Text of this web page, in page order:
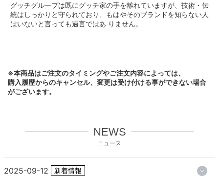
グッチグループは既にグッチ家の手を離れていますが、技術・伝
統はしっかりと守られており、もはやそのブランドを知らない人
はいないと言っても過言ではあ りません。
※本商品はご注文のタイミングやご注文内容によっては、
購入履歴からのキャンセル、変更は受け付ける事ができない場合
がございます。
NEWS
ニュース
2025-09-12 新着情報